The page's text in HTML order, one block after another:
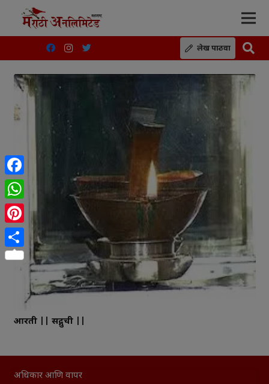
लेख पाठवा
आरती || सद्गुरूची ||
अधिकार आणि वापर
Facebook
WhatsApp
Pinterest
Share